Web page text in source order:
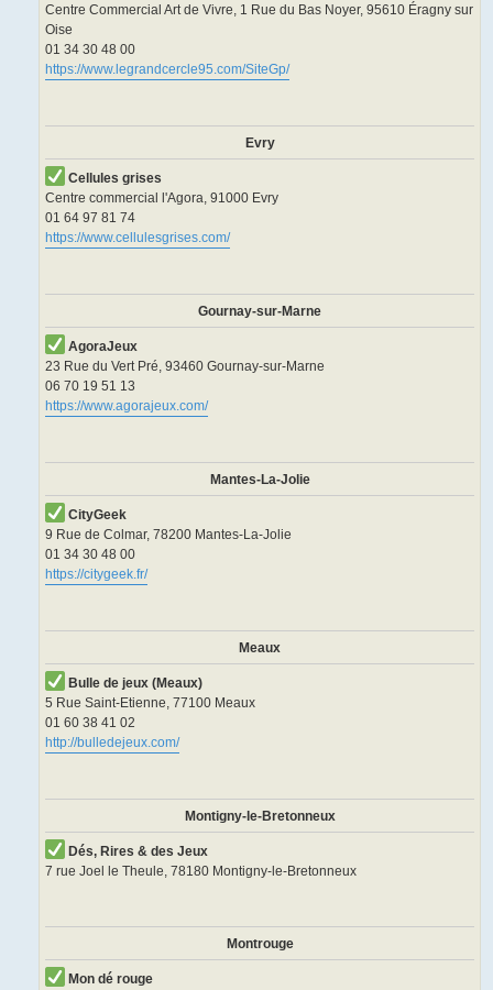
Centre Commercial Art de Vivre, 1 Rue du Bas Noyer, 95610 Éragny sur
Oise
01 34 30 48 00
https://www.legrandcercle95.com/SiteGp/
Evry
Cellules grises
Centre commercial l'Agora, 91000 Evry
01 64 97 81 74
https://www.cellulesgrises.com/
Gournay-sur-Marne
AgoraJeux
23 Rue du Vert Pré, 93460 Gournay-sur-Marne
06 70 19 51 13
https://www.agorajeux.com/
Mantes-La-Jolie
CityGeek
9 Rue de Colmar, 78200 Mantes-La-Jolie
01 34 30 48 00
https://citygeek.fr/
Meaux
Bulle de jeux (Meaux)
5 Rue Saint-Etienne, 77100 Meaux
01 60 38 41 02
http://bulledejeux.com/
Montigny-le-Bretonneux
Dés, Rires & des Jeux
7 rue Joel le Theule, 78180 Montigny-le-Bretonneux
Montrouge
Mon dé rouge